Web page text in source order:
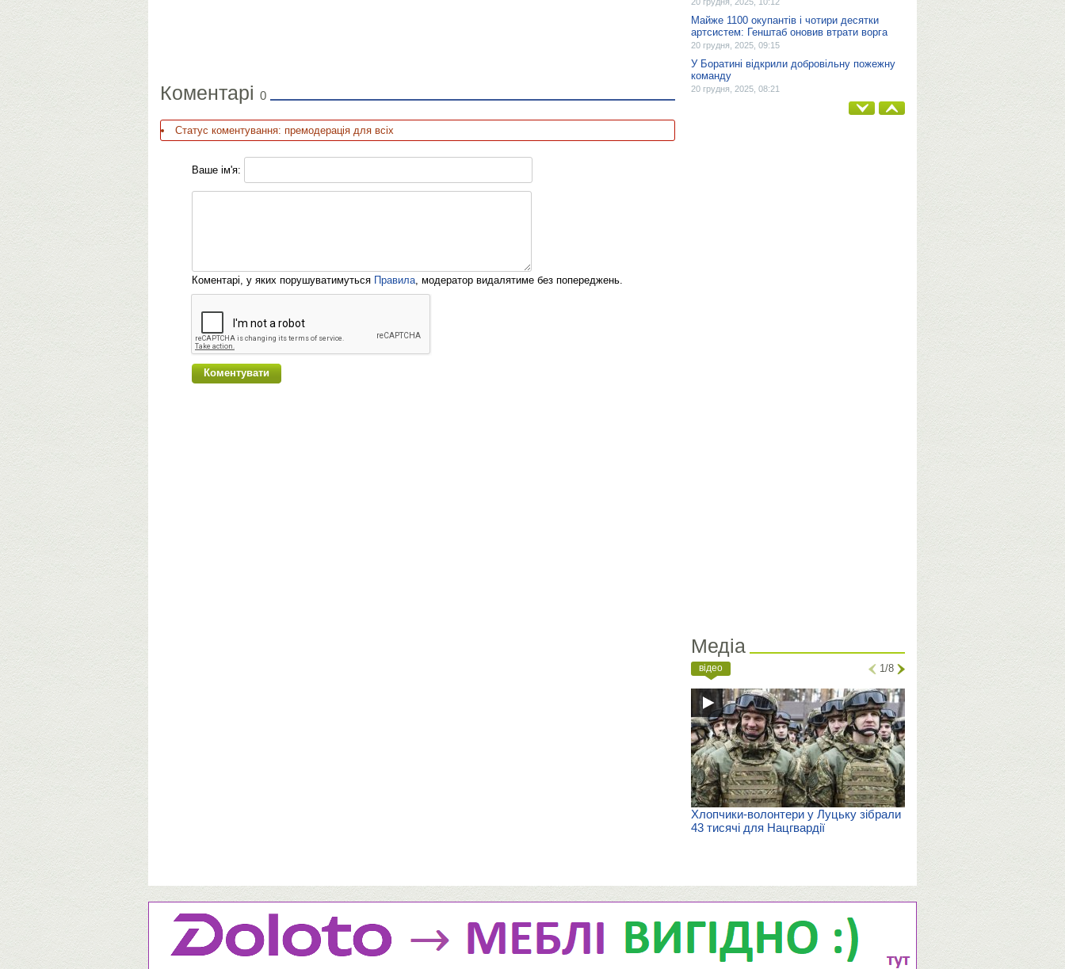
Коментарі 0
Статус коментування: премодерація для всіх
Ваше ім'я:
Коментарі, у яких порушуватимуться Правила, модератор видалятиме без попереджень.
Майже 1100 окупантів і чотири десятки
артсистем: Генштаб оновив втрати ворга
20 грудня, 2025, 09:15
У Боратині відкрили добровільну пожежну
команду
20 грудня, 2025, 08:21
Медіа
відео 1/8
Хлопчики-волонтери у Луцьку зібрали
43 тисячі для Нацгвардії